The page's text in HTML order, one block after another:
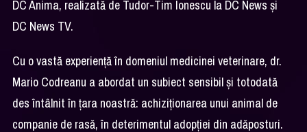
DC Anima, realizată de Tudor-Tim Ionescu la DC News și
DC News TV.
Cu o vastă experiență în domeniul medicinei veterinare, dr.
Mario Codreanu a abordat un subiect sensibil și totodată
des întâlnit în țara noastră: achiziționarea unui animal de
companie de rasă, în deterimentul adopției din adăposturi.